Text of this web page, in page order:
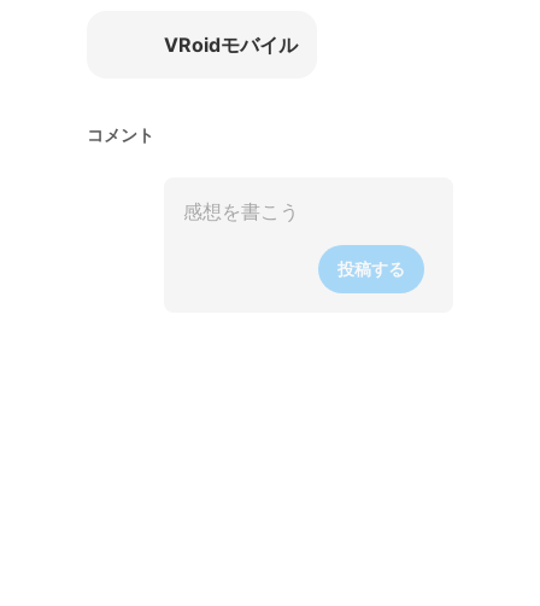
VRoidモバイル
コメント
投稿する